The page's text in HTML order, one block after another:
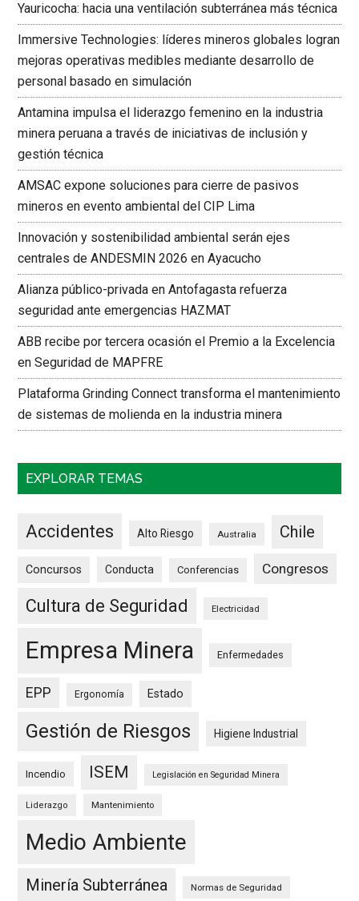
Yauricocha: hacia una ventilación subterránea más técnica
Immersive Technologies: líderes mineros globales logran
mejoras operativas medibles mediante desarrollo de
personal basado en simulación
Antamina impulsa el liderazgo femenino en la industria
minera peruana a través de iniciativas de inclusión y
gestión técnica
AMSAC expone soluciones para cierre de pasivos
mineros en evento ambiental del CIP Lima
Innovación y sostenibilidad ambiental serán ejes
centrales de ANDESMIN 2026 en Ayacucho
Alianza público-privada en Antofagasta refuerza
seguridad ante emergencias HAZMAT
ABB recibe por tercera ocasión el Premio a la Excelencia
en Seguridad de MAPFRE
Plataforma Grinding Connect transforma el mantenimiento
de sistemas de molienda en la industria minera
EXPLORAR TEMAS
Accidentes Alto Riesgo Australia Chile
Concursos Conducta Conferencias Congresos
Cultura de Seguridad Electricidad
Empresa Minera Enfermedades
EPP Ergonomía Estado
Gestión de Riesgos Higiene Industrial
Incendio ISEM Legislación en Seguridad Minera
Liderazgo Mantenimiento
Medio Ambiente
Minería Subterránea Normas de Seguridad